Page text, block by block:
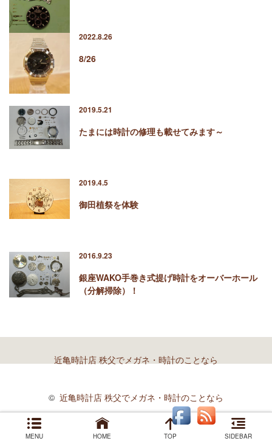
2022.8.26
8/26
2019.5.21
たまには時計の修理も載せてみます～
2019.4.5
御田植祭を体験
2016.9.23
銀座WAKO手巻き式提げ時計をオーバーホール
（分解掃除）！
近亀時計店 秩父でメガネ・時計のことなら
MENU HOME TOP SIDEBAR
© 近亀時計店 秩父でメガネ・時計のことなら